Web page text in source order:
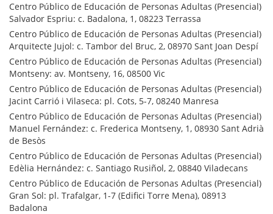
Centro Público de Educación de Personas Adultas (Presencial)
Salvador Espriu: c. Badalona, 1, 08223 Terrassa
Centro Público de Educación de Personas Adultas (Presencial)
Arquitecte Jujol: c. Tambor del Bruc, 2, 08970 Sant Joan Despí
Centro Público de Educación de Personas Adultas (Presencial)
Montseny: av. Montseny, 16, 08500 Vic
Centro Público de Educación de Personas Adultas (Presencial)
Jacint Carrió i Vilaseca: pl. Cots, 5-7, 08240 Manresa
Centro Público de Educación de Personas Adultas (Presencial)
Manuel Fernández: c. Frederica Montseny, 1, 08930 Sant Adrià
de Besòs
Centro Público de Educación de Personas Adultas (Presencial)
Edèlia Hernández: c. Santiago Rusiñol, 2, 08840 Viladecans
Centro Público de Educación de Personas Adultas (Presencial)
Gran Sol: pl. Trafalgar, 1-7 (Edifici Torre Mena), 08913
Badalona